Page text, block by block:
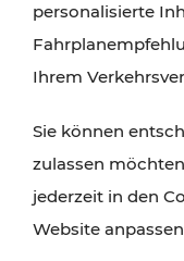
personalisierte
Ihrem
Sie können
zulassen
jederzeit in den
Website